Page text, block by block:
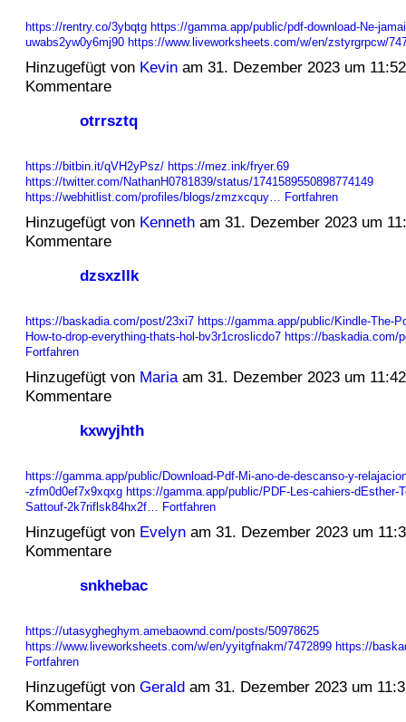
https://rentry.co/3ybqtg https://gamma.app/public/pdf-download-Ne-
uwabs2yw0y6mj90 https://www.liveworksheets.com/w/en/zstyrgrpcw/
Hinzugefügt von Kevinam 31. Dezember 2023 um
Kommentare
otrrsztq
https://bitbin.it/qVH2yPsz/ https://mez.ink/fryer.69
https://twitter.com/NathanH0781839/status/1741589550898774149
https://webhitlist.com/profiles/blogs/zmzxcquy…
Fortfahren
Hinzugefügt von Kennetham 31. Dezember 2023 um
Kommentare
dzsxzllk
https://baskadia.com/post/23xi7 https://gamma.app/public/Kindle-The-
How-to-drop-everything-thats-hol-bv3r1croslicdo7 https://baskadia.com/
Fortfahren
Hinzugefügt von Mariaam 31. Dezember 2023 um
Kommentare
kxwyjhth
https://gamma.app/public/Download-Pdf-Mi-ano-de-descanso-y-
-zfm0d0ef7x9xqxg https://gamma.app/public/PDF-Les-cahiers-dEsther-
Sattouf-2k7riflsk84hx2f…
Fortfahren
Hinzugefügt von Evelynam 31. Dezember 2023 um
Kommentare
snkhebac
https://utasygheghym.amebaownd.com/posts/50978625
https://www.liveworksheets.com/w/en/yyitgfnakm/7472899 https://
Fortfahren
Hinzugefügt von Geraldam 31. Dezember 2023 um
Kommentare